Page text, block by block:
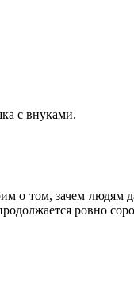
с внуками.
о том, зачем людям
ровно